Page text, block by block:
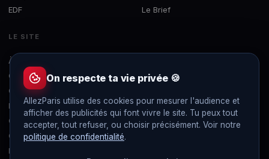
EDF
Le Brief
LE SITE
À propos
Concours
Contact
Mentions légales
Confidentialité
Gérer les cookies
Flux RSS
On respecte ta vie privée 🍪
AllezParis utilise des cookies pour mesurer l'audience et
afficher des publicités qui font vivre le site. Tu peux tout
accepter, tout refuser, ou choisir précisément. Voir notre
politique de confidentialité.